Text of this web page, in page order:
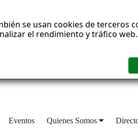
se usan cookies de terceros
el rendimiento y tráfico
Eventos Quienes Somos